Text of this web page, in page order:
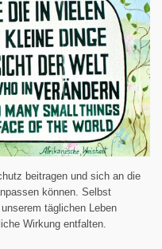
beitragen und sich an die
können. Selbst
täglichen Leben
Wirkung entfalten.